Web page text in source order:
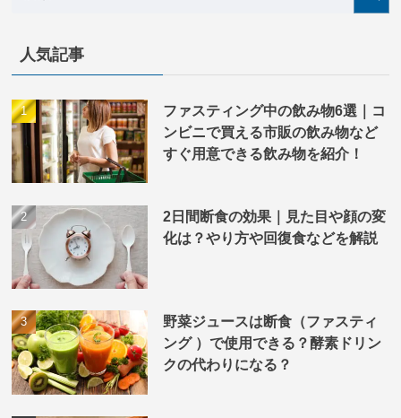
人気記事
ファスティング中の飲み物6選｜コ
ンビニで買える市販の飲み物など
すぐ用意できる飲み物を紹介！
2日間断食の効果｜見た目や顔の変
化は？やり方や回復食などを解説
野菜ジュースは断食（ファスティ
ング ）で使用できる？酵素ドリン
クの代わりになる？